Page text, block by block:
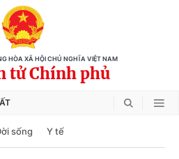
HÒA XÃ HỘI CHỦ NGHĨA VIỆT NAM
tử Chính phủ
sống Y tế